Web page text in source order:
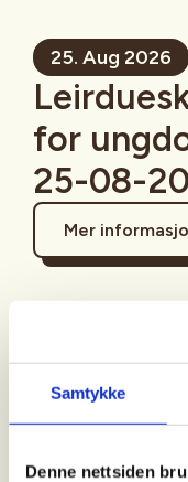
Samtykke
Denne nettsiden
25. Aug 2026
for
25-08-
Mer
Sted
Tid